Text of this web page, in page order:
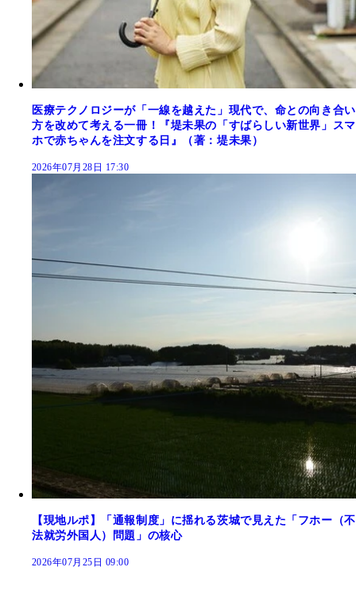
医療テクノロジーが「一線を越えた」現代で、命との向き合い
方を改めて考える一冊！『堤未果の「すばらしい新世界」スマ
ホで赤ちゃんを注文する日』（著：堤未果）
2026年07月28日 17:30
【現地ルポ】「通報制度」に揺れる茨城で見えた「フホー（不
法就労外国人）問題」の核心
2026年07月25日 09:00